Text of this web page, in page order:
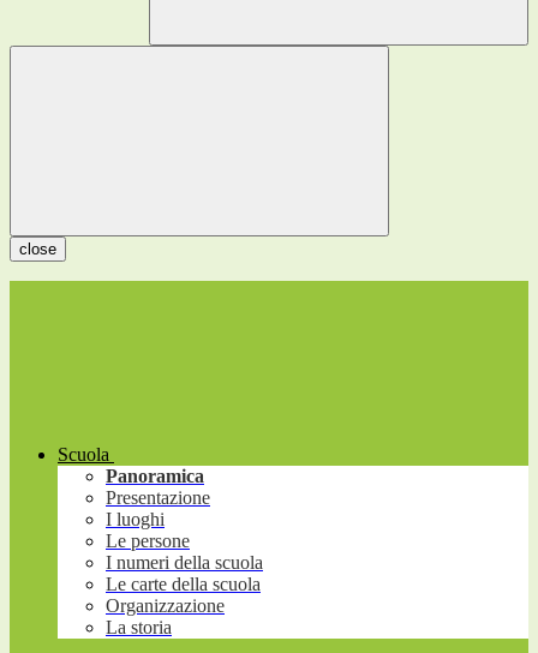
close
Scuola
Panoramica
Presentazione
I luoghi
Le persone
I numeri della scuola
Le carte della scuola
Organizzazione
La storia